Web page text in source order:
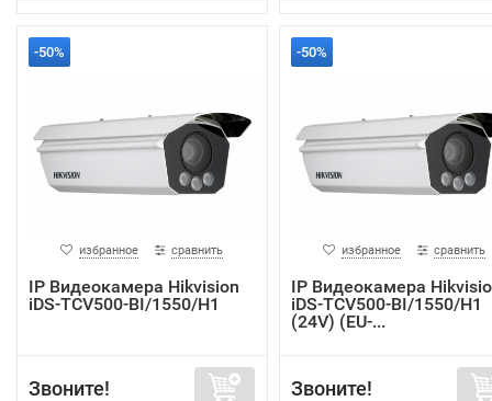
-50%
избранное сравнить
IP Видеокамера Hikvision
iDS-TCV500-BI/1550/H1
Звоните!
-50%
избранное сравнить
IP Видеокамера
iDS-TCV500-BI/1550/H1
(24V) (EU-...
Звоните!